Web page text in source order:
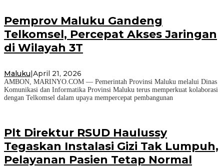
Pemprov Maluku Gandeng
Telkomsel, Percepat Akses Jaringan
di Wilayah 3T
Maluku April 21, 2026
AMBON, MARINYO.COM — Pemerintah Provinsi Maluku melalui Dinas
Komunikasi dan Informatika Provinsi Maluku terus memperkuat kolaborasi
dengan Telkomsel dalam upaya mempercepat pembangunan
Plt Direktur RSUD Haulussy
Tegaskan Instalasi Gizi Tak Lumpuh,
Pelayanan Pasien Tetap Normal